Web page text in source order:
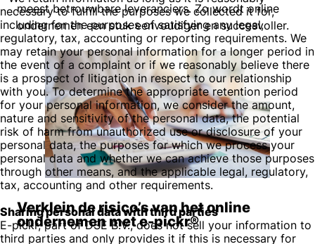
meest betrouwbare leveranciers. Zo wordt online
ondernemen een stuk eenvoudiger en succesvoller.
Verklein de risico’s van het online
ondernemen met e-pickr®
necessary to fulfill the purposes we collected it for,
including for the purposes of satisfying any legal,
regulatory, tax, accounting or reporting requirements. We
may retain your personal information for a longer period in
the event of a complaint or if we reasonably believe there
is a prospect of litigation in respect to our relationship
with you. To determine the appropriate retention period
for your personal information, we consider the amount,
nature and sensitivity of the personal data, the potential
risk of harm from unauthorized use or disclosure of your
personal data, the purposes for which we process your
personal data and whether we can achieve those purposes
through other means, and the applicable legal, regulatory,
tax, accounting and other requirements.
Sharing personal data with third parties
E-pickr, part of DSE B.V., does not sell your information to
third parties and only provides it if this is necessary for